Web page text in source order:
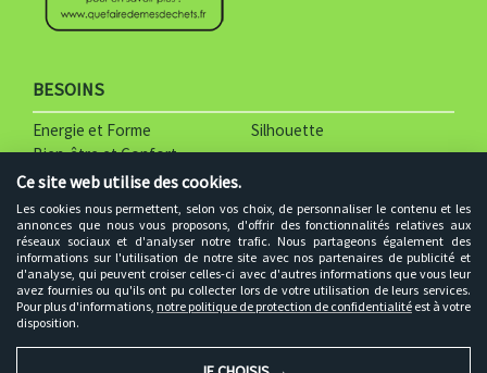
p
n
g
BESOINS
Energie et Forme
Bien-être et Confort
Silhouette
PAIEMENTS SECURISES
p
a
Ce site web utilise des cookies.
Les cookies nous permettent, selon vos choix, de personnaliser le contenu et les
annonces que nous vous proposons, d'offrir des fonctionnalités relatives aux
réseaux sociaux et d'analyser notre trafic. Nous partageons également des
informations sur l'utilisation de notre site avec nos partenaires de publicité et
d'analyse, qui peuvent croiser celles-ci avec d'autres informations que vous leur
avez fournies ou qu'ils ont pu collecter lors de votre utilisation de leurs services.
Pour plus d'informations, notre politique de protection de confidentialité est à votre
disposition.